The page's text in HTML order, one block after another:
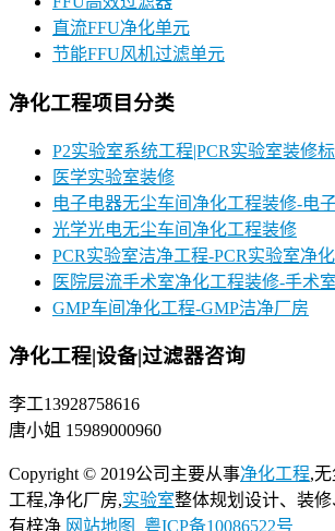
直流FFU净化单元
节能FFU风机过滤单元
净化工程项目分类
P2实验室系统工程|PCR实验室装修
医学实验室装修
电子电器无尘车间净化工程装修-电
光学光电无尘车间净化工程装修
PCR实验室洁净工程-PCR实验室净
医院层流手术室净化工程装修-手术
GMP车间净化工程-GMP洁净厂房
净化工程|设备|过滤器咨询
李工13928758616
唐小姐 15989000960
Copyright © 2019公司主要从事净化工程,
工程,净化厂房,实验室整体规划设计、装
有梓净 网站地图 粤ICP备10086522号